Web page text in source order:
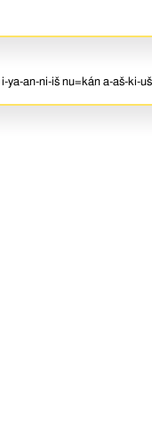
i-ya-an-ni-iš nu=kán a-aš-ki-uš